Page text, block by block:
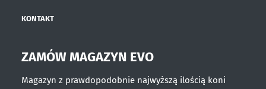
KONTAKT
ZAMÓW MAGAZYN EVO
Magazyn z prawdopodobnie najwyższą ilością koni